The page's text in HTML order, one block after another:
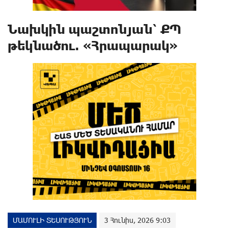
Նախկին պաշտոնյան՝ ՔՊ
թեկնածու. «Հրապարակ»
ՄԱՄՈՒԼԻ ՏԵՍՈՒԹՅՈՒՆ 3 Հունիս, 2026 9:03